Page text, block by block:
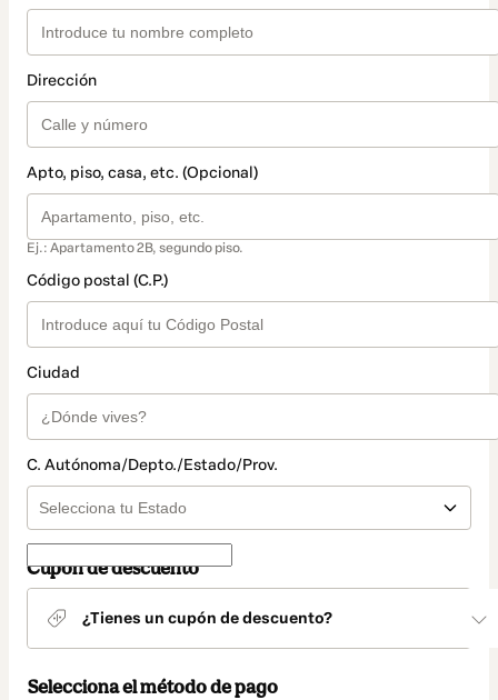
Dirección
Apto, piso, casa, etc. (Opcional)
Ej.: Apartamento 2B, segundo piso.
Código postal (C.P.)
Ciudad
C. Autónoma/Depto./Estado/Prov.
Cupón de descuento
¿Tienes un cupón de descuento?
Selecciona el método de pago